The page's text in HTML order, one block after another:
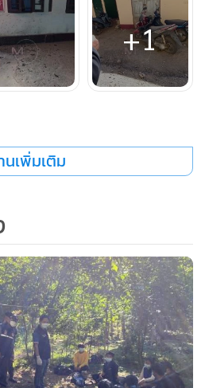
าขี้เหล็กแห่งใหม่ แต่ไม่ความเสีย
ขณะที่ประชาชนทั่วไปยังคงใช้ชีวิต
ยังไม่รุนแรงเหมือนเมืองอื่นๆ ทาง
+1
นเพิ่มเติม